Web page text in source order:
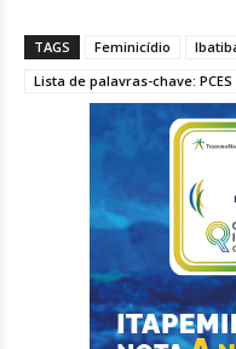
TAGS Feminicídio
Lista de palavras-chave: PCES